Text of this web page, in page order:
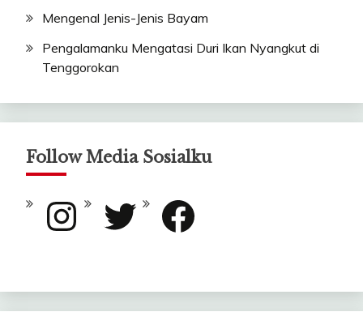
Mengenal Jenis-Jenis Bayam
Pengalamanku Mengatasi Duri Ikan Nyangkut di
Tenggorokan
Follow Media Sosialku
Instagram Twitter Facebook